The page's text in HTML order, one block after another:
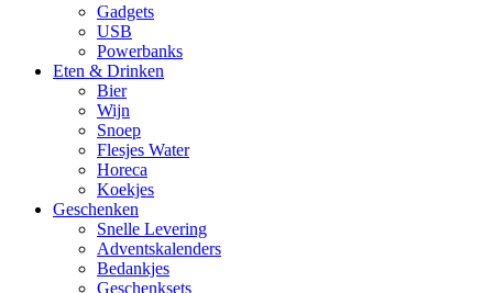
Gadgets
USB
Powerbanks
Eten & Drinken
Bier
Wijn
Snoep
Flesjes Water
Horeca
Koekjes
Geschenken
Snelle Levering
Adventskalenders
Bedankjes
Geschenksets